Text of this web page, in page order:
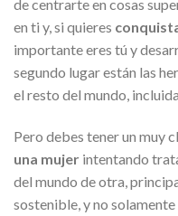
de centrarte en cosas
en ti y, si quieres
importante eres tú y
segundo lugar están las
el resto del mundo,
Pero debes tener un muy
una mujer intentando
del mundo de otra,
sostenible, y no